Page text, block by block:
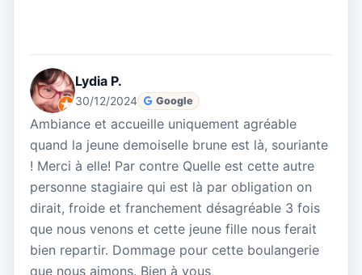
Lydia P.
30/12/2024 Google
Ambiance et accueille uniquement agréable
quand la jeune demoiselle brune est là, souriante
! Merci à elle! Par contre Quelle est cette autre
personne stagiaire qui est là par obligation on
dirait, froide et franchement désagréable 3 fois
que nous venons et cette jeune fille nous ferait
bien repartir. Dommage pour cette boulangerie
que nous aimons. Bien à vous